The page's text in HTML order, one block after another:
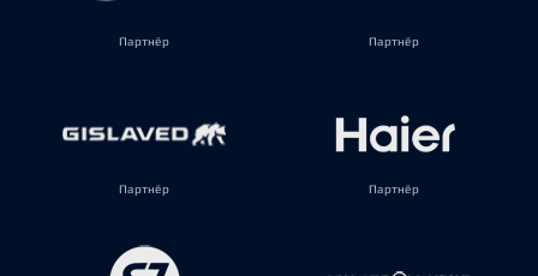
Партнёр Партнёр
Партнёр Партнёр